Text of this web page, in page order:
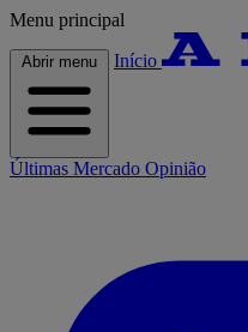
Menu principal
Abrir menu Início
Últimas Mercado Opinião